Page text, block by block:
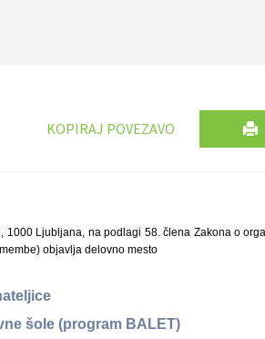
KOPIRAJ POVEZAVO
Ljubljana, na podlagi 58. člena Zakona o
objavlja delovno mesto
šole (program BALET)